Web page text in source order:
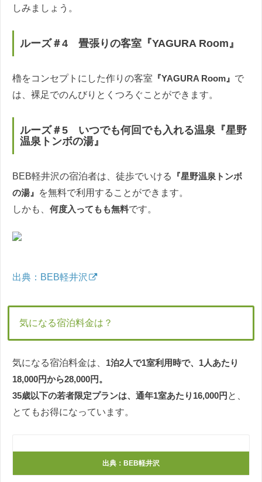
しみましょう。
ルーズ＃4 畳張りの客室『YAGURA Room』
櫓をコンセプトにした作りの客室 『YAGURA Room』 で
は、裸足でのんびりとくつろぐことができます。
ルーズ＃5 いつでも何回でも入れる温泉『星野
温泉トンボの湯』
BEB軽井沢の宿泊者は、徒歩でいける
『星野温泉トンボ
の湯』 を無料で利用することができます。
しかも、 何度入ってもも無料です。
出典：BEB軽井沢
気になる宿泊料金は？
気になる宿泊料金は、 1泊2人で1室利用時で、1人あたり
18,000円から28,000円。
35歳以下の若者限定プランは、通年1室あたり16,000円 と、
とてもお得になっています。
出典：BEB軽井沢